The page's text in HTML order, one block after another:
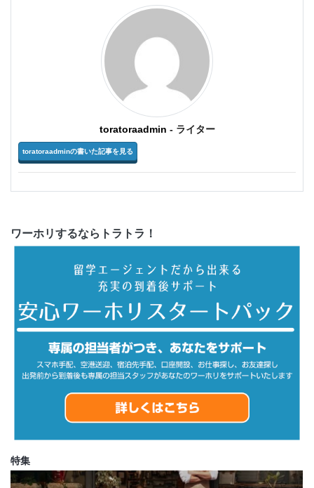
toratoraadmin - ライター
toratoraadminの書いた記事を見る
ワーホリするならトラトラ！
特集